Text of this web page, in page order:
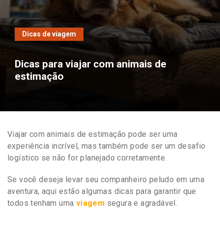
Dicas de viagem
Dicas para viajar com animais de
estimação
Viajar com animais de estimação pode ser uma
experiência incrível, mas também pode ser um desafio
logístico se não for planejado corretamente.
Se você deseja levar seu companheiro peludo em uma
aventura, aqui estão algumas dicas para garantir que
todos tenham uma viagem segura e agradável.